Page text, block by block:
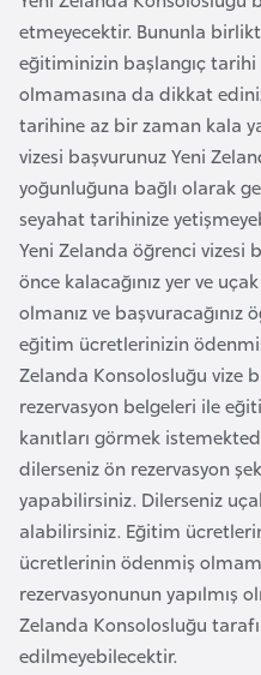
etmeyecektir. Bununla
eğitiminizin başlangıç tarihi
olmamasına da dikkat
tarihine az bir zaman kala
vizesi başvurunuz Yeni
yoğunluğuna bağlı olarak
seyahat tarihinize
Yeni Zelanda öğrenci
önce kalacağınız yer ve
olmanız ve başvuracağınız
eğitim ücretlerinizin
Zelanda Konsolosluğu vize
rezervasyon belgeleri ile
kanıtları görmek
dilerseniz ön rezervasyon
yapabilirsiniz. Dilerseniz
alabilirsiniz. Eğitim
ücretlerinin ödenmiş
rezervasyonunun yapılmış
Zelanda Konsolosluğu
edilmeyebilecektir.
u
l
g
a
r
i
s
t
a
n
E
r
m
e
n
i
s
t
a
n